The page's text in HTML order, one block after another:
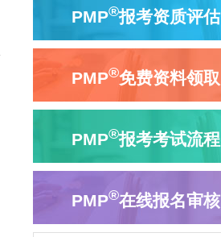
PMP®报考资质评估
PMP®免费资料领取
PMP®报考考试流程
PMP®在线报名审核